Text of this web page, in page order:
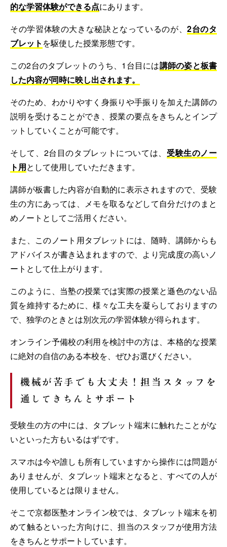
的な学習体験ができる点にあります。
その学習体験の大きな秘訣となっているのが、2台のタ
ブレット を駆使した授業形態です。
この2台のタブレットのうち、1台目には講師の姿と板書
した内容が同時に映し出されます。
そのため、わかりやすく身振りや手振りを加えた講師の
説明を受けることができ、授業の要点をきちんとインプ
ットしていくことが可能です。
そして、2台目のタブレットについては、 受験生のノー
ト用として使用していただきます。
講師が板書した内容が自動的に表示されますので、受験
生の方にあっては、メモを取るなどして自分だけのまと
めノートとしてご活用ください。
また、このノート用タブレットには、随時、講師からも
アドバイスが書き込まれますので、より完成度の高いノ
ートとして仕上がります。
このように、当塾の授業では実際の授業と遜色のない品
質を維持するために、様々な工夫を凝らしておりますの
で、独学のときとは別次元の学習体験が得られます。
オンライン予備校の利用を検討中の方は、本格的な授業
に絶対の自信のある本校を、ぜひお選びください。
機械が苦手でも大丈夫！担当スタッフを
通してきちんとサポート
受験生の方の中には、タブレット端末に触れたことがな
いといった方もいるはずです。
スマホは今や誰しも所有していますから操作には問題が
ありませんが、タブレット端末となると、すべての人が
使用しているとは限りません。
そこで京都医塾オンライン校では、タブレット端末を初
めて触るといった方向けに、担当のスタッフが使用方法
をきちんとサポートしています。